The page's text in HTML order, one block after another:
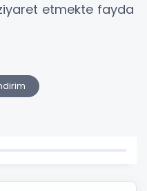
etmekte fayda